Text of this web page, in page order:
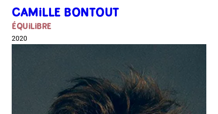
CAMILLE BONTOUT
ÉQUILIBRE
2020